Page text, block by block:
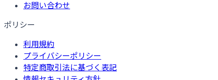
お問い合わせ
ポリシー
利用規約
プライバシーポリシー
特定商取引法に基づく表記